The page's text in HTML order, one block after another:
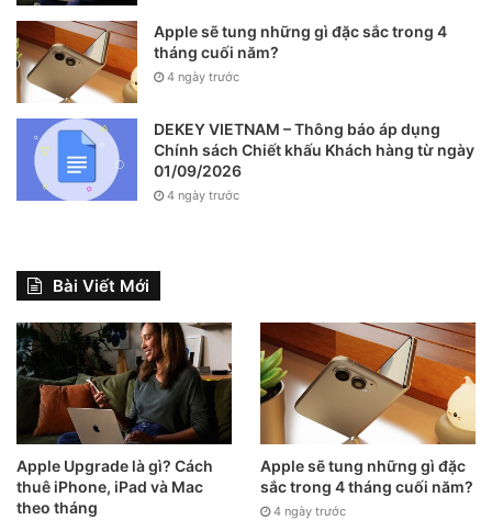
Apple sẽ tung những gì đặc sắc trong 4
tháng cuối năm?
4 ngày trước
DEKEY VIETNAM – Thông báo áp dụng
Chính sách Chiết khấu Khách hàng từ ngày
01/09/2026
4 ngày trước
Bài Viết Mới
Apple Upgrade là gì? Cách
thuê iPhone, iPad và Mac
theo tháng
Apple sẽ tung những gì đặc
sắc trong 4 tháng cuối năm?
4 ngày trước